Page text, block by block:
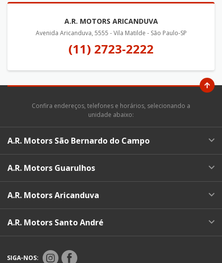
A.R. MOTORS ARICANDUVA
Avenida Aricanduva, 5555 - Vila Matilde - São Paulo-SP
(11) 2723-2222
Confira endereços, telefones e horários, selecionando a
unidade abaixo:
A.R. Motors São Bernardo do Campo
A.R. Motors Guarulhos
A.R. Motors Aricanduva
A.R. Motors Santo André
SIGA-NOS: